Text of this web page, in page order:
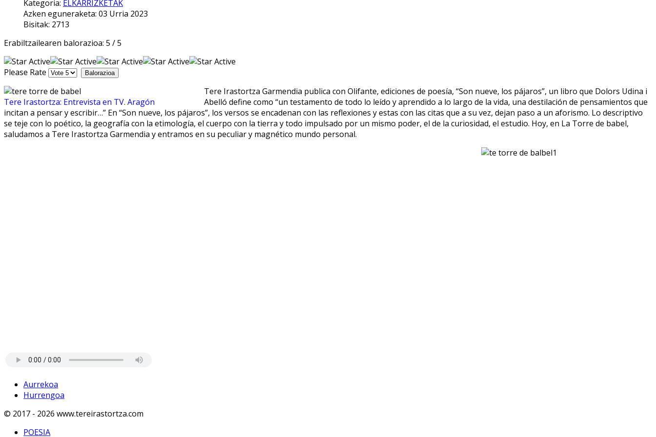
Kategoria: ELKARRIZKETAK
Azken eguneraketa: 03 Urria 2023
Bisitak: 2713
Erabiltzailearen balorazioa: 5 /5
Please Rate
Tere Irastortza: Entrevista en TV. Aragón
Tere Irastortza Garmendia publica con Olifante, ediciones de poesía, “Son nueve, los pájaros”, un libro que Dolors Udina i
Abelló define como “un testamento de todo lo leído y aprendido a lo largo de la vida, una destilación de pensamientos que
incitan a pensar y escribir…” En “Son nueve, los pájaros”, los versos se encadenan con las reflexiones y estas con las citas que a su vez, dejan paso a un aforismo. Lo descriptivo
se teje con lo poético, la geografía con la etimología, el cuerpo con la tierra y todo impulsado por un mismo poder, el de la curiosidad, el estudio. Hoy, en La Torre de babel,
saludamos a Tere Irastortza Garmendia y entramos en su peculiar y magnético mundo personal.
Aurrekoa
Hurrengoa
© 2017 - 2026 www.tereirastortza.com
POESIA